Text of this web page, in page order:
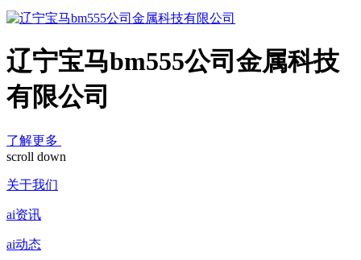
辽宁宝马bm555公司金属科技
有限公司
了解更多
scroll down
关于我们
ai资讯
ai动态